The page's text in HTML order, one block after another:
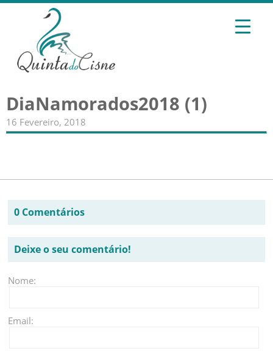
DiaNamorados2018 (1)
16 Fevereiro, 2018
0 Comentários
Deixe o seu comentário!
Nome:
Email: